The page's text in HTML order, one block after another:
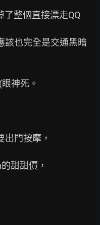
了整個直接漂走QQ
該也完全是交通黑暗
神死。
門按摩，
甜甜價，